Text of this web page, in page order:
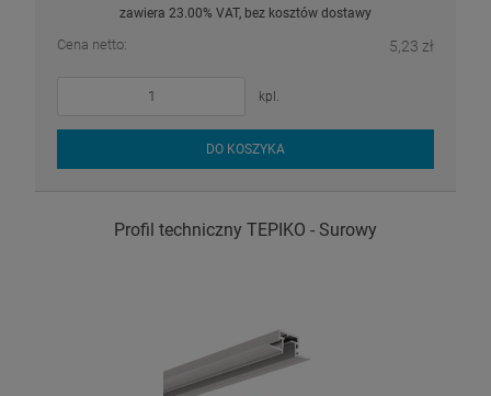
zawiera 23.00% VAT, bez kosztów dostawy
Cena netto: 5,23 zł
kpl.
DO KOSZYKA
Profil techniczny TEPIKO - Surowy